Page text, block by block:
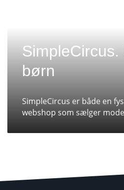
SimpleCircus.
børn
SimpleCircus er både en
webshop som sælger